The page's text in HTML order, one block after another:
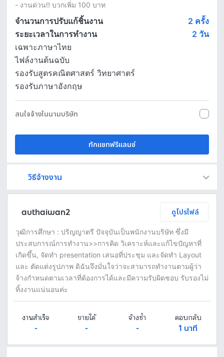
- งานด่วน!! บวกเพิ่ม 100 บาท
จำนวนการปรับแก้ชิ้นงาน
2 ครั้ง
ระยะเวลาในการทำงาน
2 วัน
เฉพาะภาษาไทย
ไฟล์งานต้นฉบับ
รองรับสูตรคณิตศาสตร์ วิทยาศาตร์
รองรับภาษาอังกฤษ
สนใจจ้างในนามบริษัท
ทักแชทฟรีแลนซ์
วิธีจ้างงาน
authaiwan2 ดูโปรไฟล์
วุฒิการศึกษา : ปริญญาตรี ปัจจุบันเป็นพนักงานบริษัท ซึ่งมี
ประสบการณ์การทำงาน>>การคิด วิเคราะห์และแก้ไขปัญหาที่
เกิดขึ้น, จัดทำ presentation เสนอที่ประชุม และจัดทำ Layout
และ ตัดแต่งรูปภาพ ดิฉันจึงมั่นใจว่าจะสามารถทำงานตามผู้ว่า
จ้างกำหนดตามเวลาที่ต้องการได้และมีความรับผิดชอบ รับรองไม่
ทิ้งงานแน่นอนค่ะ
งานสำเร็จ
-
ขายได้
-
จ้างซ้ำ
-
ตอบกลับ
1 นาที